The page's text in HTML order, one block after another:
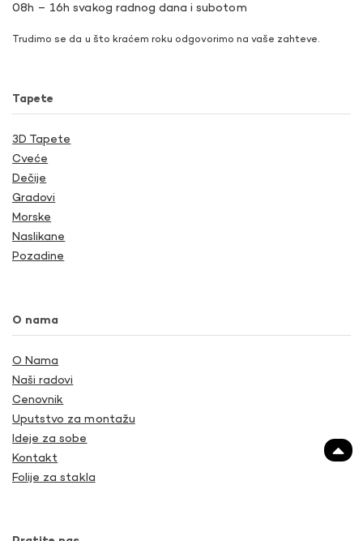
08h – 16h svakog radnog dana i subotom
Trudimo se da u što kraćem roku odgovorimo na vaše zahteve.
Tapete
3D Tapete
Cveće
Dečije
Gradovi
Morske
Naslikane
Pozadine
O nama
O Nama
Naši radovi
Cenovnik
Uputstvo za montažu
Ideje za sobe
Kontakt
Folije za stakla